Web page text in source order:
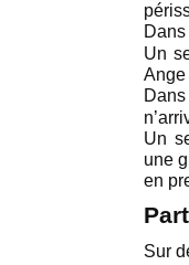
Dans
Un
Un
une
en
Sur